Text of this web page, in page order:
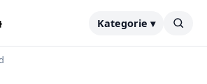
Kategorie ▾